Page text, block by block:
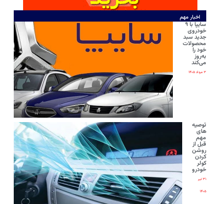
اخبار مهم
سایپا با ۹
خودروی
جدید سبد
محصولات
خود را
به‌روز
می‌کند
۳ مرداد ۱۴۰۵
توصیه
های
مهم
قبل از
روشن
کردن
کولر
خودرو
۳۱ تیر
۱۴۰۵